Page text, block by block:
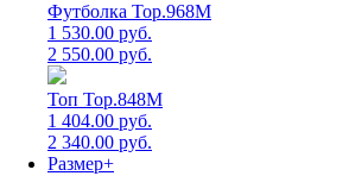
Футболка Top.968M
1 530.00 руб.
2 550.00 руб.
Топ Top.848M
1 404.00 руб.
2 340.00 руб.
Размер+